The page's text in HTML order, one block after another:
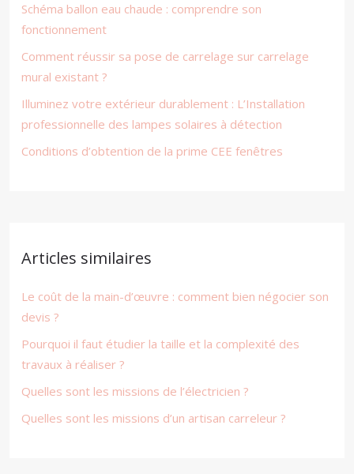
Schéma ballon eau chaude : comprendre son
fonctionnement
Comment réussir sa pose de carrelage sur carrelage
mural existant ?
Illuminez votre extérieur durablement : L’Installation
professionnelle des lampes solaires à détection
Conditions d’obtention de la prime CEE fenêtres
Articles similaires
Le coût de la main-d’œuvre : comment bien négocier son
devis ?
Pourquoi il faut étudier la taille et la complexité des
travaux à réaliser ?
Quelles sont les missions de l’électricien ?
Quelles sont les missions d’un artisan carreleur ?